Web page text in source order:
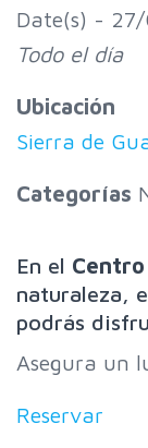
Date(s) -
Todo el día
Ubicación
Sierra de
Categorías
En el Centro
naturaleza,
podrás
Asegura un
Reservar